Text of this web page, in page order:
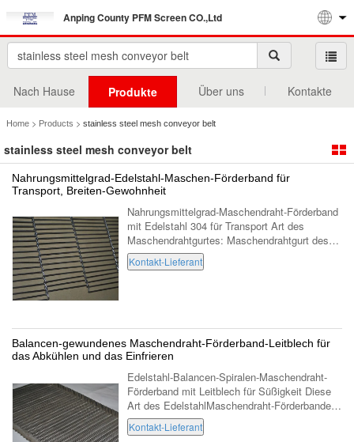
Anping County PFM Screen CO.,Ltd
Nach Hause Produkte Über uns Kontakte
Home > Products > stainless steel mesh conveyor belt
stainless steel mesh conveyor belt
Nahrungsmittelgrad-Edelstahl-Maschen-Förderband für
Transport, Breiten-Gewohnheit
Nahrungsmittelgrad-Maschendraht-Förderband
mit Edelstahl 304 für Transport Art des
Maschendrahtgurtes: Maschendrahtgurt des
Edelstahls ausgeglichener Maschendrahtgurt
der Balance gewundener mit Kette Fischgr...
Kontakt-Lieferant
Balancen-gewundenes Maschendraht-Förderband-Leitblech für
das Abkühlen und das Einfrieren
Edelstahl-Balancen-Spiralen-Maschendraht-
Förderband mit Leitblech für Süßigkeit Diese
Art des EdelstahlMaschendraht-Förderbandes
wird auch Drahtgewebe-Maschendraht-
Förderband Balanced Spiral, gewundenes ...
Kontakt-Lieferant